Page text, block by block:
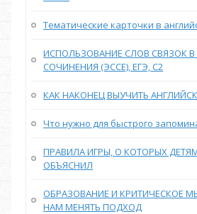
Тематические карточки в
ИСПОЛЬЗОВАНИЕ СЛОВ СВЯЗОК
СОЧИНЕНИЯ (ЭССЕ), ЕГЭ, С2
КАК НАКОНЕЦ ВЫУЧИТЬ
Что нужно для быстрого
ПРАВИЛА ИГРЫ, О КОТОРЫХ
ОБЪЯСНИЛ
ОБРАЗОВАНИЕ И КРИТИЧЕСКОЕ
НАМ МЕНЯТЬ ПОДХОД